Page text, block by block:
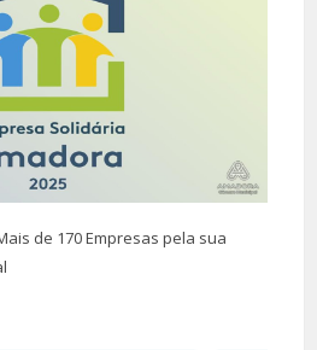
de 170 Empresas pela sua